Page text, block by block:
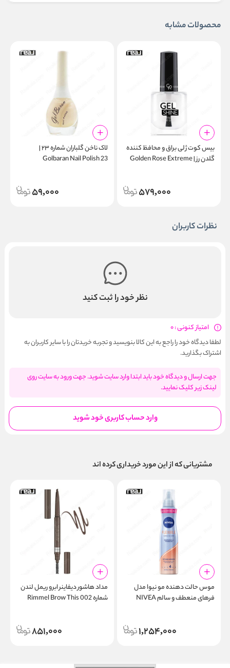
محصولات مشابه
بیس‌ کوت ژلی براق و محافظ کننده
گلدن رز | Golden Rose Extreme
579,000
لاک ناخن گلباران شماره ۲۳ |
Golbaran Nail Polish 23
59,000
نظرات کاربران
نظر خود را ثبت کنید
امتیاز کنونی : 0
لطفا دیدگاه خود را راجع به این کالا بنویسید و تجربه خریدتان را با سایر کاربران به
اشتراک بگذارید.
جهت ارسال و دیدگاه خود باید ابتدا وارد سایت شوید. جهت ورود به سایت روی
لینک زیر کلیک نمایید.
وارد حساب کاربری خود شوید
مشتریانی که از این مورد خریداری کرده اند
موس حالت‌ دهنده مو نیوا مدل
فرهای منعطف و سالم NIVEA
1,254,000
مداد هاشور دیفاینر ابرو ریمل لندن
شماره 002 Rimmel Brow This
851,000